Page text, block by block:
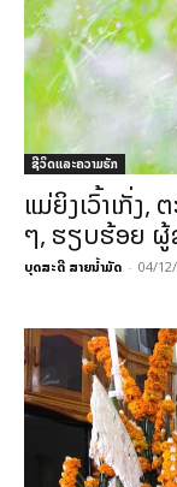
ຊີວິດແລະຄວາມຮັກ
ແມ່ຍິງເວົ້າເກັ່ງ,
ໆ, ຮຽບຮ້ອຍ ຜູ້
ບຸດສະດີ ສາຍນ້ຳມັດ - 04/